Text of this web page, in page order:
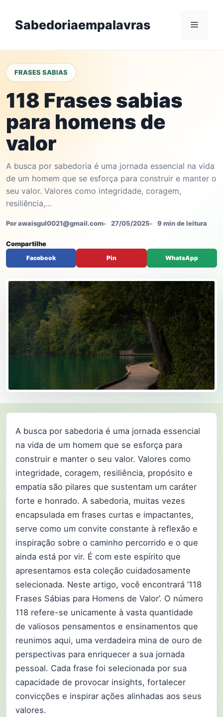
contentSabedoriaempalavras Menu
FRASES SABIAS
118 Frases sabias
para homens de
valor
A busca por sabedoria é uma jornada essencial na vida
de um homem que se esforça para construir e manter o
seu valor. Valores como integridade, coragem,
resiliência,…
Por awaisgul0021@gmail.com 27/05/2025 9 min de leitura
Compartilhe
Facebook Pin WhatsApp
A busca por sabedoria é uma jornada essencial
na vida de um homem que se esforça para
construir e manter o seu valor. Valores como
integridade, coragem, resiliência, propósito e
empatia são pilares que sustentam um caráter
forte e honrado. A sabedoria, muitas vezes
encapsulada em frases curtas e impactantes,
serve como um convite constante à reflexão e
inspiração sobre o caminho percorrido e o que
ainda está por vir. É com este espírito que
apresentamos esta coleção cuidadosamente
selecionada. Neste artigo, você encontrará ‘118
Frases Sábias para Homens de Valor’. O número
118 refere-se unicamente à vasta quantidade
de valiosos pensamentos e ensinamentos que
reunimos aqui, uma verdadeira mina de ouro de
perspectivas para enriquecer a sua jornada
pessoal. Cada frase foi selecionada por sua
capacidade de provocar insights, fortalecer
convicções e inspirar ações alinhadas aos seus
valores.